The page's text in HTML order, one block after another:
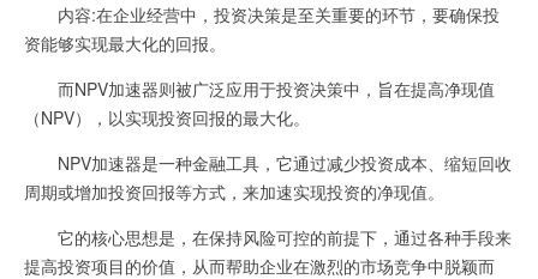
内容:在企业经营中，投资决策是至关重要的环节，要确保投
资能够实现最大化的回报。
而NPV加速器则被广泛应用于投资决策中，旨在提高净现值
（NPV），以实现投资回报的最大化。
NPV加速器是一种金融工具，它通过减少投资成本、缩短回收
周期或增加投资回报等方式，来加速实现投资的净现值。
它的核心思想是，在保持风险可控的前提下，通过各种手段来
提高投资项目的价值，从而帮助企业在激烈的市场竞争中脱颖而